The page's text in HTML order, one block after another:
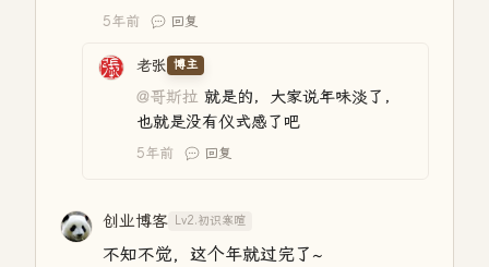
5年前 回复
老张 博主
@哥斯拉 就是的，大家说年味淡了，
也就是没有仪式感了吧
5年前 回复
创业博客 Lv2.初识寒暄
不知不觉，这个年就过完了~